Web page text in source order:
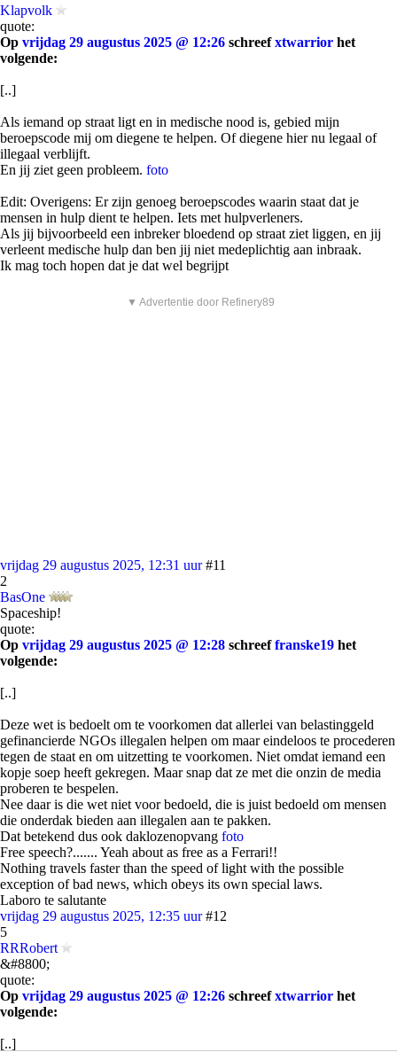
Klapvolk
quote:
Op vrijdag 29 augustus 2025 @ 12:26 schreefxtwarrior het
volgende:
[..]
Als iemand op straat ligt en in medische nood is, gebied mijn
beroepscode mij om diegene te helpen. Of diegene hier nu legaal of
illegaal verblijft.
En jij ziet geen probleem. foto
Edit: Overigens: Er zijn genoeg beroepscodes waarin staat dat je
mensen in hulp dient te helpen. Iets met hulpverleners.
Als jij bijvoorbeeld een inbreker bloedend op straat ziet liggen, en jij
verleent medische hulp dan ben jij niet medeplichtig aan inbraak.
Ik mag toch hopen dat je dat wel begrijpt
▼ Advertentie door Refinery89
vrijdag 29 augustus 2025, 12:31 uur #11
2
BasOne
Spaceship!
quote:
Op vrijdag 29 augustus 2025 @ 12:28 schreeffranske19 het
volgende:
[..]
Deze wet is bedoelt om te voorkomen dat allerlei van belastinggeld
gefinancierde NGOs illegalen helpen om maar eindeloos te procederen
tegen de staat en om uitzetting te voorkomen. Niet omdat iemand een
kopje soep heeft gekregen. Maar snap dat ze met die onzin de media
proberen te bespelen.
Nee daar is die wet niet voor bedoeld, die is juist bedoeld om mensen
die onderdak bieden aan illegalen aan te pakken.
Dat betekend dus ook daklozenopvang foto
Free speech?....... Yeah about as free as a Ferrari!!
Nothing travels faster than the speed of light with the possible
exception of bad news, which obeys its own special laws.
Laboro te salutante
vrijdag 29 augustus 2025, 12:35 uur #12
5
RRRobert
&#8800;
quote:
Op vrijdag 29 augustus 2025 @ 12:26 schreefxtwarrior het
volgende:
[..]